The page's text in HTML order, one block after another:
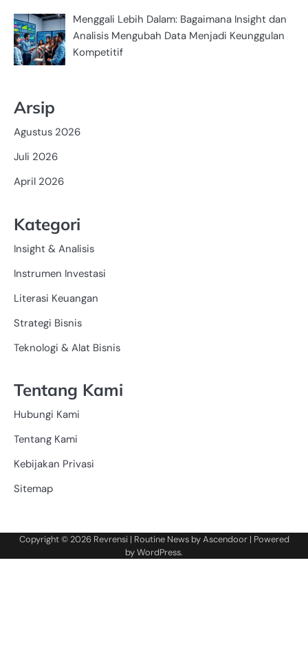
Menggali Lebih Dalam: Bagaimana Insight dan
Analisis Mengubah Data Menjadi Keunggulan
Kompetitif
Arsip
Agustus 2026
Juli 2026
April 2026
Kategori
Insight & Analisis
Instrumen Investasi
Literasi Keuangan
Strategi Bisnis
Teknologi & Alat Bisnis
Tentang Kami
Hubungi Kami
Tentang Kami
Kebijakan Privasi
Sitemap
Copyright © 2026 Revrensi| Routine News byAscendoor| Powered
byWordPress.